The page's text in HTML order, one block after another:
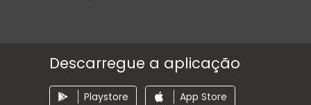
Descarregue a aplicação
Playstore App Store